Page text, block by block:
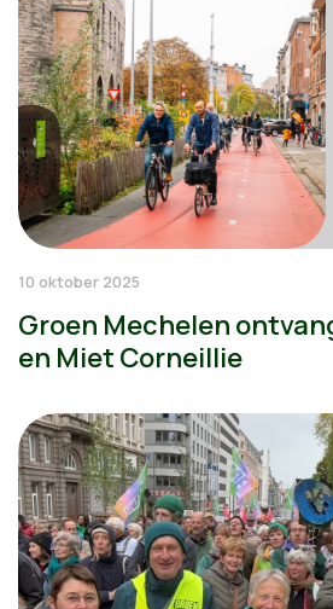
10 oktober 2025
Groen Mechelen
en Miet Corneillie